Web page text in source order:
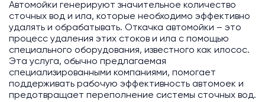
Автомойки генерируют значительное количество
сточных вод и ила, которые необходимо эффективно
удалять и обрабатывать. Откачка автомойки – это
процесс удаления этих стоков и ила с помощью
специального оборудования, известного как илосос.
Эта услуга, обычно предлагаемая
специализированными компаниями, помогает
поддерживать рабочую эффективность автомоек и
предотвращает переполнение системы сточных вод.